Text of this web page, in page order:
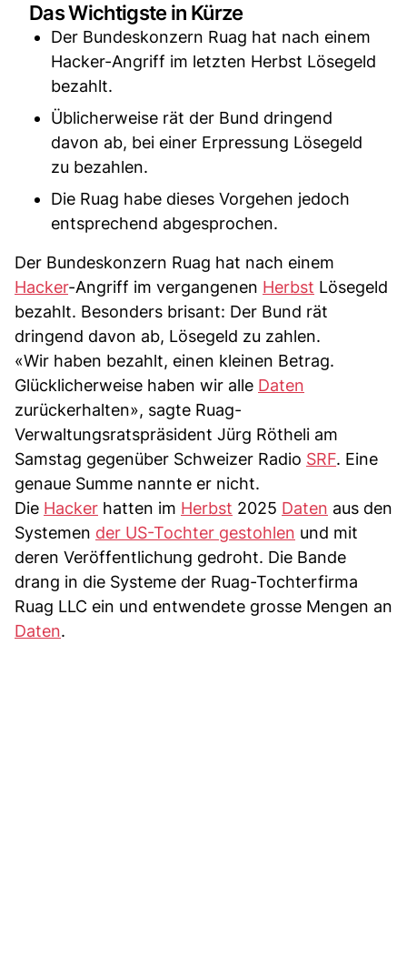
Das Wichtigste in Kürze
Der Bundeskonzern Ruag hat nach einem
Hacker-Angriff im letzten Herbst Lösegeld
bezahlt.
Üblicherweise rät der Bund dringend
davon ab, bei einer Erpressung Lösegeld
zu bezahlen.
Die Ruag habe dieses Vorgehen jedoch
entsprechend abgesprochen.
Der Bundeskonzern Ruag hat nach einem
Hacker-Angriff im vergangenen Herbst Lösegeld
bezahlt. Besonders brisant: Der Bund rät
dringend davon ab, Lösegeld zu zahlen.
«Wir haben bezahlt, einen kleinen Betrag.
Glücklicherweise haben wir alle Daten
zurückerhalten», sagte Ruag-
Verwaltungsratspräsident Jürg Rötheli am
Samstag gegenüber Schweizer Radio SRF. Eine
genaue Summe nannte er nicht.
Die Hacker hatten im Herbst 2025 Daten aus den
Systemen der US-Tochter gestohlen und mit
deren Veröffentlichung gedroht. Die Bande
drang in die Systeme der Ruag-Tochterfirma
Ruag LLC ein und entwendete grosse Mengen an
Daten.